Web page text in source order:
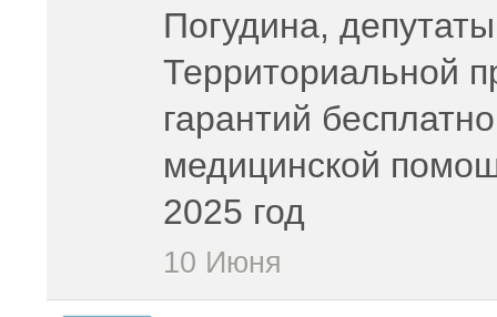
Погудина,
Территориальной
гарантий
медицинской
2025 год
10 Июня